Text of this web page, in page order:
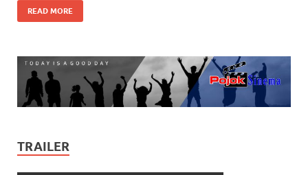
READ MORE
TRAILER